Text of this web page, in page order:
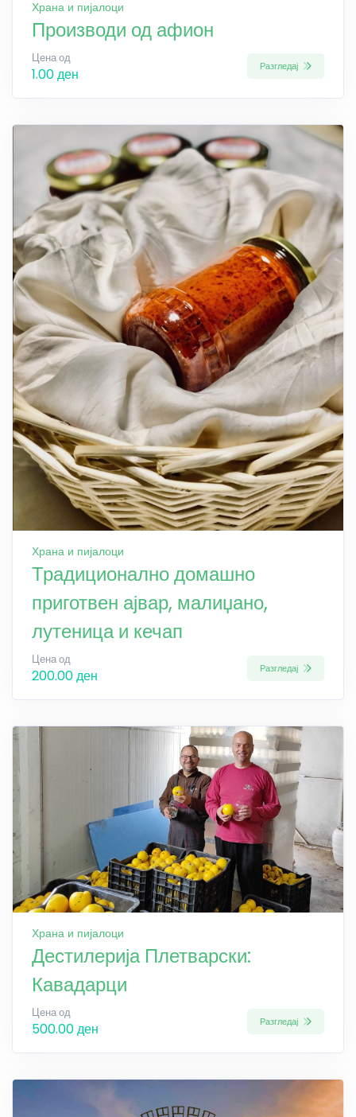
Храна и пијалоци
Производи од афион
Цена од
1.00 ден Разгледај
Храна и пијалоци
Традиционално домашно
приготвен ајвар, малиџано,
лутеница и кечап
Цена од
200.00 ден Разгледај
Храна и пијалоци
Дестилерија Плетварски:
Кавадарци
Цена од
500.00 ден Разгледај